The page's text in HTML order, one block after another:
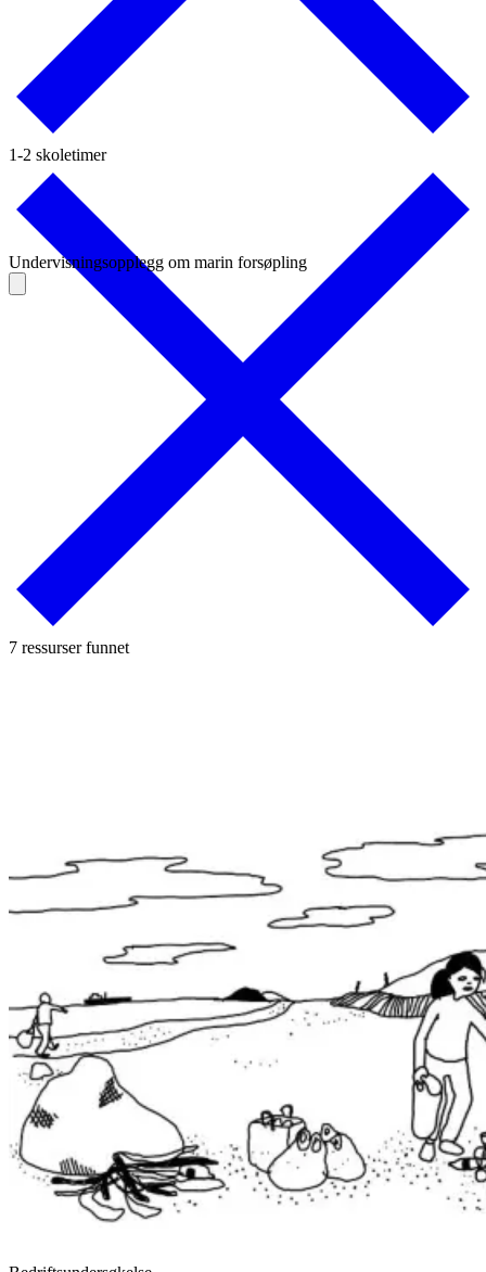
Undervisningsopplegg om marin forsøpling
1-2 skoletimer
7 ressurser funnet